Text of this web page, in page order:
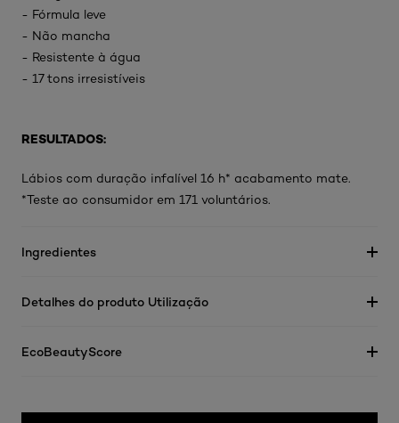
- Fórmula leve
- Não mancha
- Resistente à água
- 17 tons irresistíveis
RESULTADOS:
Lábios com duração infalível 16 h* acabamento mate.
*Teste ao consumidor em 171 voluntários.
Ingredientes
Detalhes do produto Utilização
EcoBeautyScore